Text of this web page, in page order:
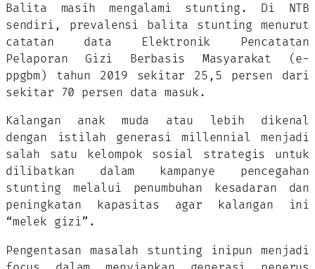
Balita masih mengalami stunting. Di NTB
sendiri, prevalensi balita stunting menurut
catatan data Elektronik Pencatatan
Pelaporan Gizi Berbasis Masyarakat (e-
ppgbm) tahun 2019 sekitar 25,5 persen dari
sekitar 70 persen data masuk.
Kalangan anak muda atau lebih dikenal
dengan istilah generasi millennial menjadi
salah satu kelompok sosial strategis untuk
dilibatkan dalam kampanye pencegahan
stunting melalui penumbuhan kesadaran dan
peningkatan kapasitas agar kalangan ini
“melek gizi”.
Pengentasan masalah stunting inipun menjadi